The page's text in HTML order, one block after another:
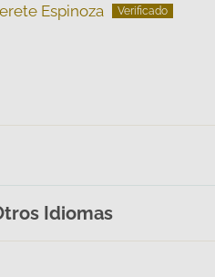
Espinoza
Idiomas